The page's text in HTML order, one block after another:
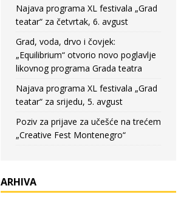
Najava programa XL festivala „Grad
teatar“ za četvrtak, 6. avgust
Grad, voda, drvo i čovjek:
„Equilibrium“ otvorio novo poglavlje
likovnog programa Grada teatra
Najava programa XL festivala „Grad
teatar“ za srijedu, 5. avgust
Poziv za prijave za učešće na trećem
„Creative Fest Montenegro“
ARHIVA